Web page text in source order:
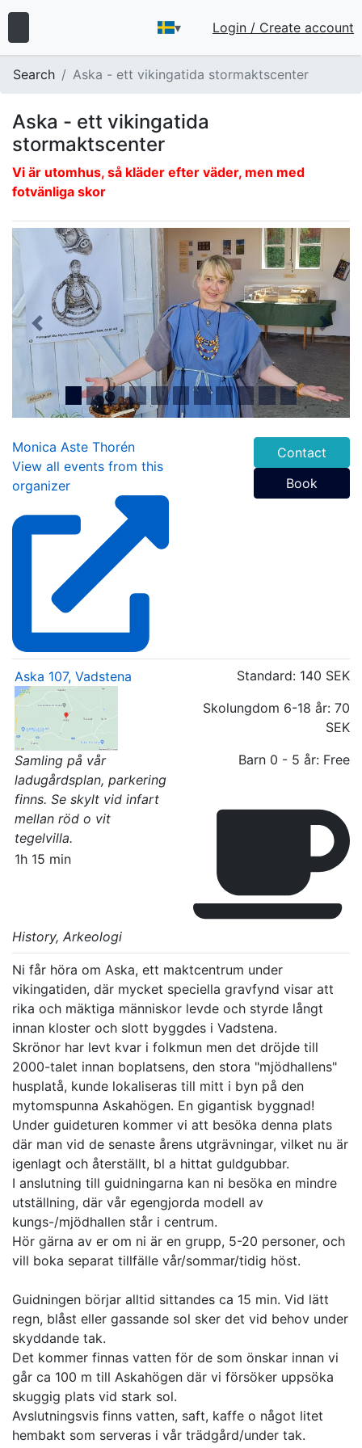
▾ Login / Create account
Search Aska - ett vikingatida stormaktscenter
Aska - ett vikingatida
stormaktscenter
Vi är utomhus, så kläder efter väder, men med
fotvänliga skor
Slide 1 of 11
Previous Next
Monica Aste Thorén
View all events from this
organizer
Contact
Book
Aska 107, Vadstena
Samling på vår
ladugårdsplan, parkering
finns. Se skylt vid infart
mellan röd o vit
tegelvilla.
1h 15 min
Standard: 140 SEK
Skolungdom 6-18 år: 70
SEK
Barn 0 - 5 år: Free
History, Arkeologi
Ni får höra om Aska, ett maktcentrum under
vikingatiden, där mycket speciella gravfynd visar att
rika och mäktiga människor levde och styrde långt
innan kloster och slott byggdes i Vadstena.
Skrönor har levt kvar i folkmun men det dröjde till
2000-talet innan boplatsens, den stora "mjödhallens"
husplatå, kunde lokaliseras till mitt i byn på den
mytomspunna Askahögen. En gigantisk byggnad!
Under guideturen kommer vi att besöka denna plats
där man vid de senaste årens utgrävningar, vilket nu är
igenlagt och återställt, bl a hittat guldgubbar.
I anslutning till guidningarna kan ni besöka en mindre
utställning, där vår egengjorda modell av
kungs-/mjödhallen står i centrum.
Hör gärna av er om ni är en grupp, 5-20 personer, och
vill boka separat tillfälle vår/sommar/tidig höst.
Guidningen börjar alltid sittandes ca 15 min. Vid lätt
regn, blåst eller gassande sol sker det vid behov under
skyddande tak.
Det kommer finnas vatten för de som önskar innan vi
går ca 100 m till Askahögen där vi försöker uppsöka
skuggig plats vid stark sol.
Avslutningsvis finns vatten, saft, kaffe o något litet
hembakt som serveras i vår trädgård/under tak.